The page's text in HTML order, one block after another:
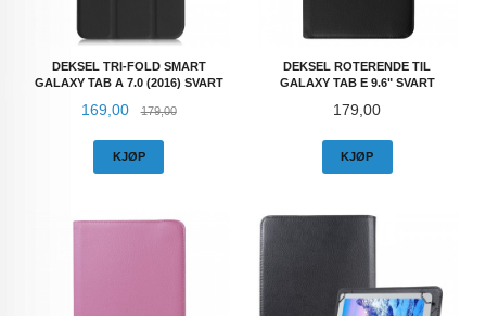
DEKSEL TRI-FOLD SMART
GALAXY TAB A 7.0 (2016) SVART
Tilbud
169,00 179,00Rabatt
KJØP
DEKSEL ROTERENDE TIL
GALAXY TAB E 9.6" SVART
Pris
179,00
KJØP